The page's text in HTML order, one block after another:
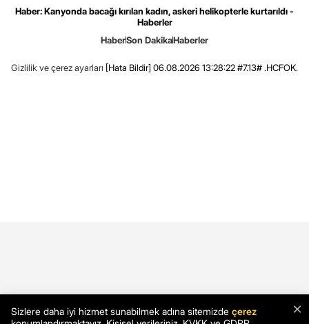
Haber: Kanyonda bacağı kırılan kadın, askeri helikopterle kurtarıldı -
Haberler
HaberSon DakikaHaberler
Gizlilik ve çerez ayarları [Hata Bildir] 06.08.2026 13:28:22 #7.13# .HCFOK.
×
Sizlere daha iyi hizmet sunabilmek adına sitemizde çerez